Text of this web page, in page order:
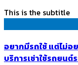
This is the subtitle
อยากมีรถใช้ แต่ไม่อ
บริการเช่าใช้รถยน